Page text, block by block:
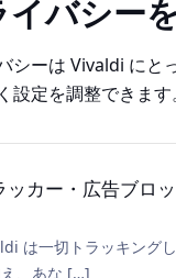
イバシー
シーは Vivaldi にと
設定を調整できます。
ッカー・広告ブロ
は一切トラッキング
、あな […]